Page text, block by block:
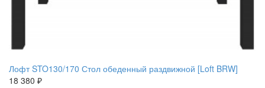
Лофт STO130/170 Стол обеденный раздвижной [Loft BRW]
18 380 ₽